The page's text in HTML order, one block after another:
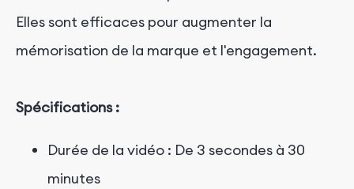
Elles sont efficaces pour augmenter la
mémorisation de la marque et l'engagement.
Spécifications :
Durée de la vidéo : De 3 secondes à 30
minutes